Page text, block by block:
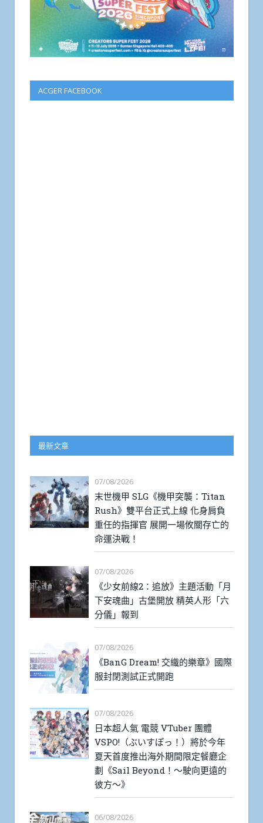
ACGER FACEBOOK
最新文章
07/08/2026
末世機甲 SLG《機甲突襲：Titan
Rush》雙平台正式上線 化身肩負
重任的指揮官 展開一場攸關存亡的
命運決戰！
07/08/2026
《少女前線2：追放》主題活動「月
下安魂曲」古堡開放 精英人形「六
分儀」報到
07/08/2026
《BanG Dream! 交織的樂章》國際
服封閉測試正式開跑
07/08/2026
日本超人氣 電競 VTuber 團體
VSPO!（ぶいすぽっ！）將於今年
夏天首度推出海外期間限定餐廳企
劃《Sail Beyond！～駛向更遠的
彼方～》
06/08/2026